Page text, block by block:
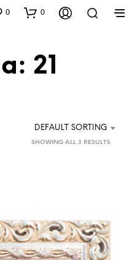
0 0
21
DEFAULT SORTING
SHOWING ALL 3 RESULTS